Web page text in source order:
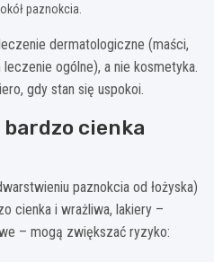
paznokcia.
dermatologiczne (maści,
ogólne), a nie kosmetyka.
gdy stan się uspokoi.
cienka
paznokcia od łożyska)
cienka i wrażliwa, lakiery –
– mogą zwiększać ryzyko: